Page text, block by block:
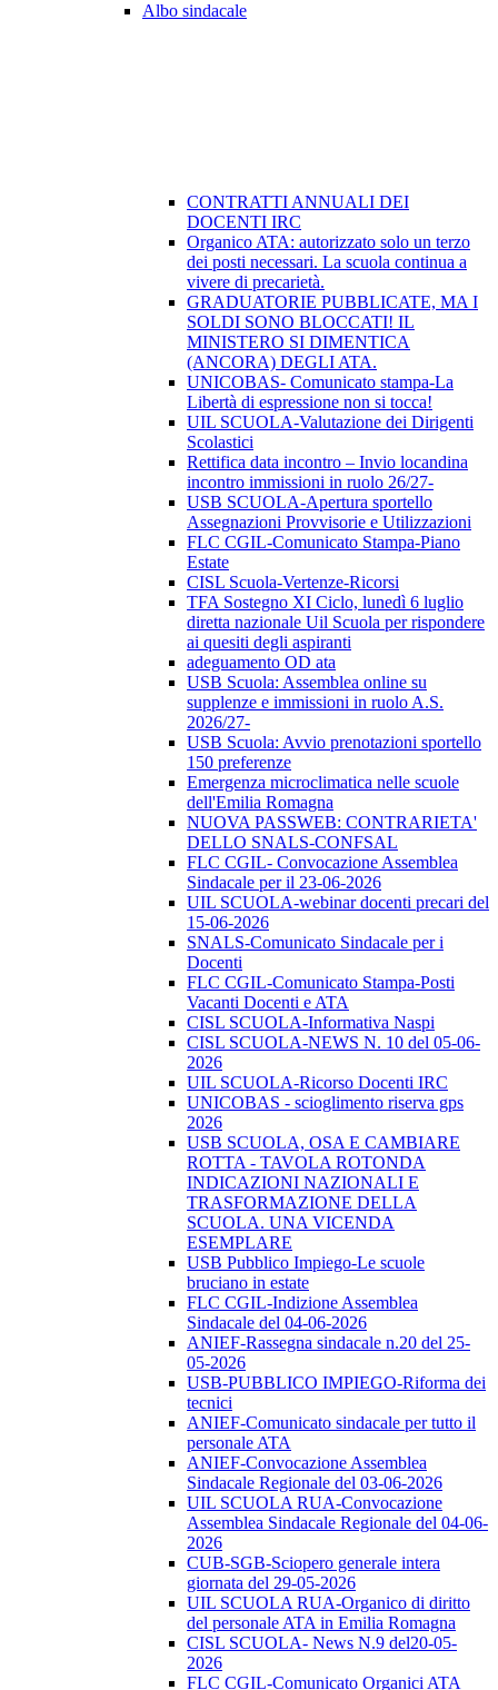
Albo sindacale
CONTRATTI ANNUALI DEI
DOCENTI IRC
Organico ATA: autorizzato solo un terzo
dei posti necessari. La scuola continua a
vivere di precarietà.
GRADUATORIE PUBBLICATE, MA I
SOLDI SONO BLOCCATI! IL
MINISTERO SI DIMENTICA
(ANCORA) DEGLI ATA.
UNICOBAS- Comunicato stampa-La
Libertà di espressione non si tocca!
UIL SCUOLA-Valutazione dei Dirigenti
Scolastici
Rettifica data incontro – Invio locandina
incontro immissioni in ruolo 26/27-
USB SCUOLA-Apertura sportello
Assegnazioni Provvisorie e Utilizzazioni
FLC CGIL-Comunicato Stampa-Piano
Estate
CISL Scuola-Vertenze-Ricorsi
TFA Sostegno XI Ciclo, lunedì 6 luglio
diretta nazionale Uil Scuola per rispondere
ai quesiti degli aspiranti
adeguamento OD ata
USB Scuola: Assemblea online su
supplenze e immissioni in ruolo A.S.
2026/27-
USB Scuola: Avvio prenotazioni sportello
150 preferenze
Emergenza microclimatica nelle scuole
dell'Emilia Romagna
NUOVA PASSWEB: CONTRARIETA'
DELLO SNALS-CONFSAL
FLC CGIL- Convocazione Assemblea
Sindacale per il 23-06-2026
UIL SCUOLA-webinar docenti precari del
15-06-2026
SNALS-Comunicato Sindacale per i
Docenti
FLC CGIL-Comunicato Stampa-Posti
Vacanti Docenti e ATA
CISL SCUOLA-Informativa Naspi
CISL SCUOLA-NEWS N. 10 del 05-06-
2026
UIL SCUOLA-Ricorso Docenti IRC
UNICOBAS - scioglimento riserva gps
2026
USB SCUOLA, OSA E CAMBIARE
ROTTA - TAVOLA ROTONDA
INDICAZIONI NAZIONALI E
TRASFORMAZIONE DELLA
SCUOLA. UNA VICENDA
ESEMPLARE
USB Pubblico Impiego-Le scuole
bruciano in estate
FLC CGIL-Indizione Assemblea
Sindacale del 04-06-2026
ANIEF-Rassegna sindacale n.20 del 25-
05-2026
USB-PUBBLICO IMPIEGO-Riforma dei
tecnici
ANIEF-Comunicato sindacale per tutto il
personale ATA
ANIEF-Convocazione Assemblea
Sindacale Regionale del 03-06-2026
UIL SCUOLA RUA-Convocazione
Assemblea Sindacale Regionale del 04-06-
2026
CUB-SGB-Sciopero generale intera
giornata del 29-05-2026
UIL SCUOLA RUA-Organico di diritto
del personale ATA in Emilia Romagna
CISL SCUOLA- News N.9 del20-05-
2026
FLC CGIL-Comunicato Organici ATA